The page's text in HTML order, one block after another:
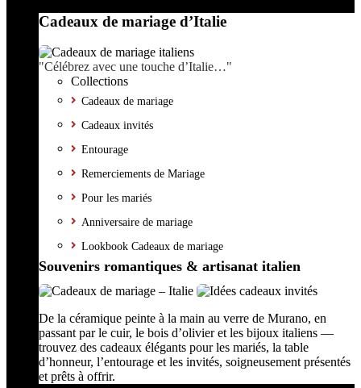
Cadeaux de mariage d’Italie
"Célébrez avec une touche d’Italie…"
Collections
Cadeaux de mariage
Cadeaux invités
Entourage
Remerciements de Mariage
Pour les mariés
Anniversaire de mariage
Lookbook Cadeaux de mariage
Souvenirs romantiques & artisanat italien
De la céramique peinte à la main au verre de Murano, en
passant par le cuir, le bois d’olivier et les bijoux italiens —
trouvez des cadeaux élégants pour les mariés, la table
d’honneur, l’entourage et les invités, soigneusement présentés
et prêts à offrir.